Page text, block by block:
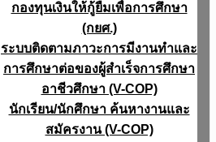
กองทุนเงินให้กู้ยืมเพื่อการศึกษา
(กยศ.)
ระบบติดตามภาวะการมีงานทำและ
การศึกษาต่อของผู้สำเร็จการศึกษา
อาชีวศึกษา (V-COP)
นักเรียน/นักศึกษา ค้นหางานและ
สมัครงาน (V-COP)